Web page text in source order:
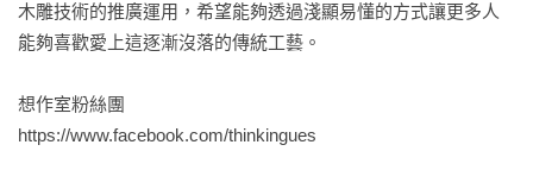
木工要靠一雙手生產足以維持生計的產品，除非有足夠的
大型工廠競爭，意識到這點，增加了黏土公仔製作的產品項
目。這部分純粹是興趣，在等待職訓偶然的情況下，發現了黏
木雕技術的推廣運用，希望能夠透過淺顯易懂的方式讓更多人
能夠喜歡愛上這逐漸沒落的傳統工藝。
想作室粉絲團
https://www.facebook.com/thinkingues